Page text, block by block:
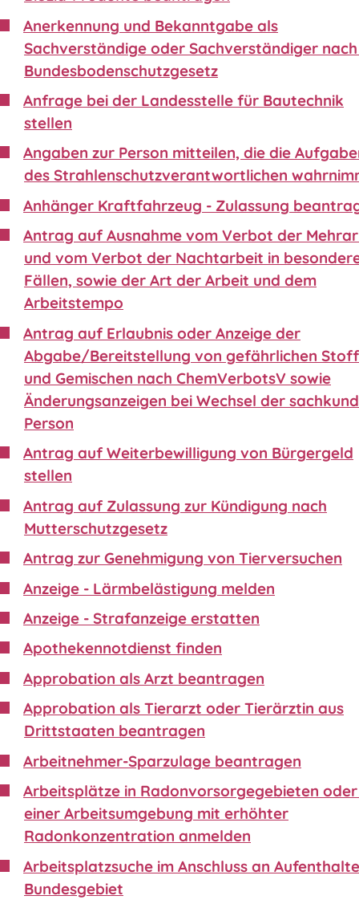
Anerkennung und Bekanntgabe als
Sachverständige oder Sachverständiger nach
Bundesbodenschutzgesetz
Anfrage bei der Landesstelle für Bautechnik
stellen
Angaben zur Person mitteilen, die die
des Strahlenschutzverantwortlichen
Anhänger Kraftfahrzeug - Zulassung
Antrag auf Ausnahme vom Verbot der
und vom Verbot der Nachtarbeit in
Fällen, sowie der Art der Arbeit und dem
Arbeitstempo
Antrag auf Erlaubnis oder Anzeige der
Abgabe/Bereitstellung von gefährlichen
und Gemischen nach ChemVerbotsV sowie
Änderungsanzeigen bei Wechsel der
Person
Antrag auf Weiterbewilligung von Bürgergeld
stellen
Antrag auf Zulassung zur Kündigung nach
Mutterschutzgesetz
Antrag zur Genehmigung von Tierversuchen
Anzeige - Lärmbelästigung melden
Anzeige - Strafanzeige erstatten
Apothekennotdienst finden
Approbation als Arzt beantragen
Approbation als Tierarzt oder Tierärztin aus
Drittstaaten beantragen
Arbeitnehmer-Sparzulage beantragen
Arbeitsplätze in Radonvorsorgegebieten
einer Arbeitsumgebung mit erhöhter
Radonkonzentration anmelden
Arbeitsplatzsuche im Anschluss an
Bundesgebiet